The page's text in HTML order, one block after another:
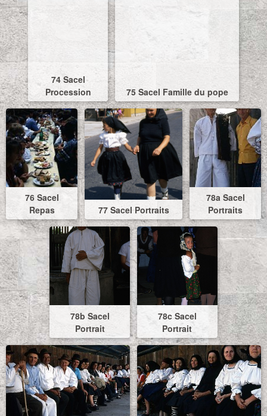
74 Sacel
Procession
75 Sacel Famille du pope
76 Sacel
Repas
77 Sacel Portraits
78a Sacel
Portraits
78b Sacel
Portrait
78c Sacel
Portrait